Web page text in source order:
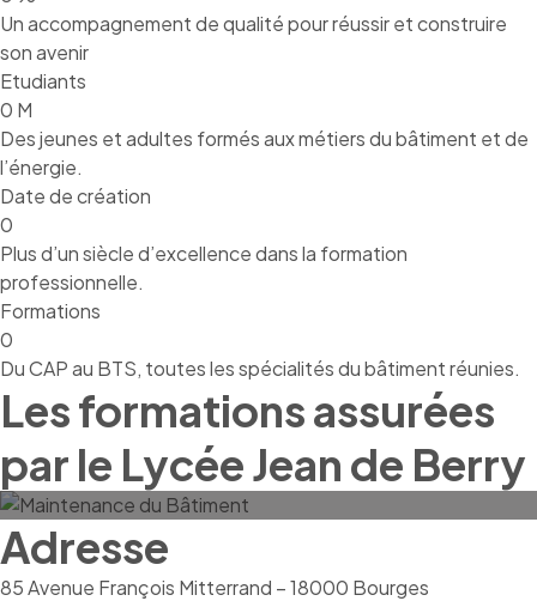
Un accompagnement de qualité pour réussir et construire
son avenir
Etudiants
0 M
Des jeunes et adultes formés aux métiers du bâtiment et de
l’énergie.
Date de création
0
Plus d’un siècle d’excellence dans la formation
professionnelle.
Formations
0
Du CAP au BTS, toutes les spécialités du bâtiment réunies.
Les formations assurées
par le Lycée Jean de Berry
Maintenance Du Bâtiment
Adresse
85 Avenue François Mitterrand – 18000 Bourges